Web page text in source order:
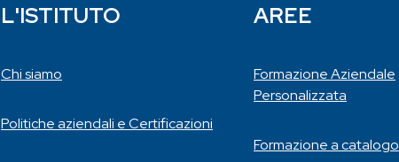
L'ISTITUTO
Chi siamo
Politiche aziendali e Certificazioni
AREE
Formazione Aziendale
Personalizzata
Formazione a catalogo